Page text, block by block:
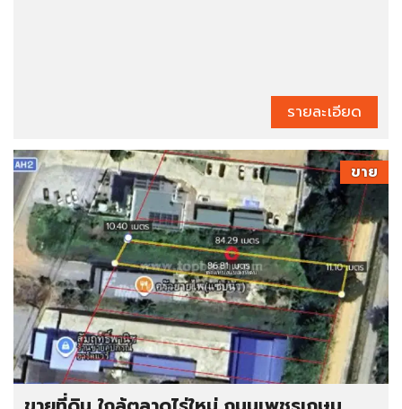
รายละเอียด
ขาย